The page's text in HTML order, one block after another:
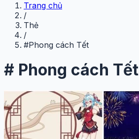
Trang chủ
/
Thẻ
/
#Phong cách Tết
# Phong cách Tết